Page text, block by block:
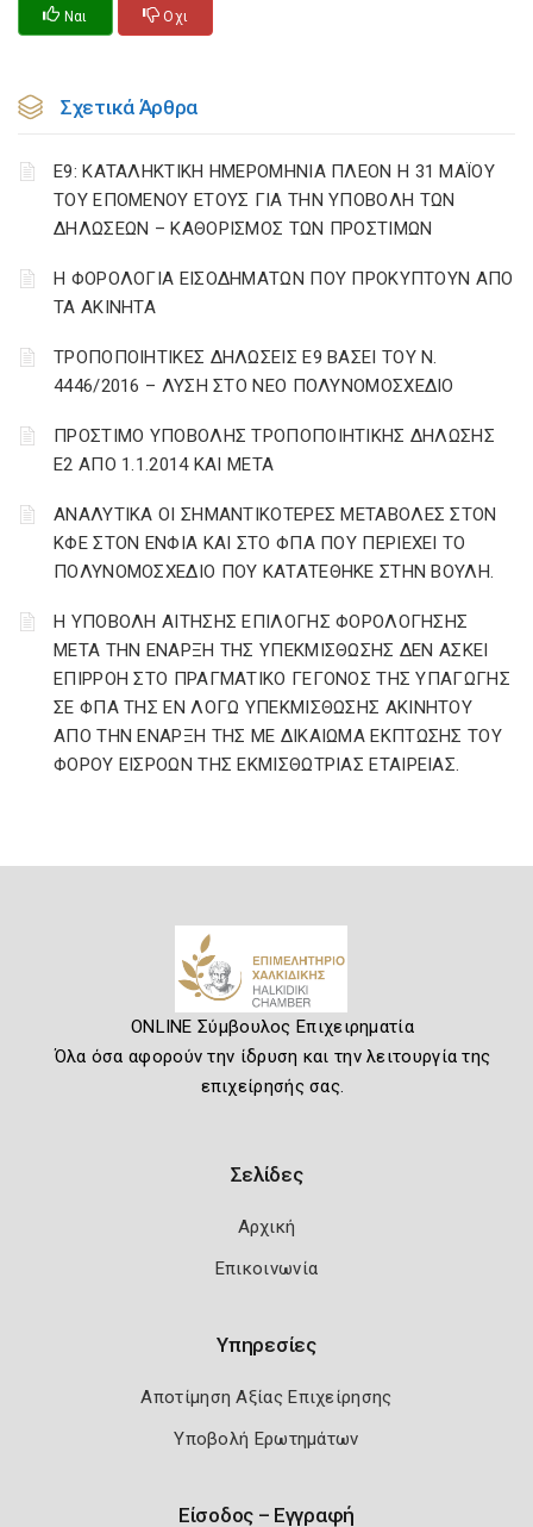
Ναι Οχι
Σχετικά Άρθρα
Ε9: ΚΑΤΑΛΗΚΤΙΚΗ ΗΜΕΡΟΜΗΝΙΑ ΠΛΕΟΝ Η 31 ΜΑΪΟΥ
ΤΟΥ ΕΠΟΜΕΝΟΥ ΕΤΟΥΣ ΓΙΑ ΤΗΝ ΥΠΟΒΟΛΗ ΤΩΝ
ΔΗΛΩΣΕΩΝ – ΚΑΘΟΡΙΣΜΟΣ ΤΩΝ ΠΡΟΣΤΙΜΩΝ
Η ΦΟΡΟΛΟΓΙΑ ΕΙΣΟΔΗΜΑΤΩΝ ΠΟΥ ΠΡΟΚΥΠΤΟΥΝ ΑΠΟ
ΤΑ ΑΚΙΝΗΤΑ
ΤΡΟΠΟΠΟΙΗΤΙΚΕΣ ΔΗΛΩΣΕΙΣ Ε9 ΒΑΣΕΙ ΤΟΥ Ν.
4446/2016 – ΛΥΣΗ ΣΤΟ ΝΕΟ ΠΟΛΥΝΟΜΟΣΧΕΔΙΟ
ΠΡΟΣΤΙΜΟ ΥΠΟΒΟΛΗΣ ΤΡΟΠΟΠΟΙΗΤΙΚΗΣ ΔΗΛΩΣΗΣ
Ε2 ΑΠΟ 1.1.2014 ΚΑΙ ΜΕΤΑ
ΑΝΑΛΥΤΙΚΑ ΟΙ ΣΗΜΑΝΤΙΚΟΤΕΡΕΣ ΜΕΤΑΒΟΛΕΣ ΣΤΟΝ
ΚΦΕ ΣΤΟΝ ΕΝΦΙΑ ΚΑΙ ΣΤΟ ΦΠΑ ΠΟΥ ΠΕΡΙΕΧΕΙ ΤΟ
ΠΟΛΥΝΟΜΟΣΧΕΔΙΟ ΠΟΥ ΚΑΤΑΤΕΘΗΚΕ ΣΤΗΝ ΒΟΥΛΗ.
Η ΥΠΟΒΟΛΗ ΑΙΤΗΣΗΣ ΕΠΙΛΟΓΗΣ ΦΟΡΟΛΟΓΗΣΗΣ
ΜΕΤΑ ΤΗΝ ΕΝΑΡΞΗ ΤΗΣ ΥΠΕΚΜΙΣΘΩΣΗΣ ΔΕΝ ΑΣΚΕΙ
ΕΠΙΡΡΟΗ ΣΤΟ ΠΡΑΓΜΑΤΙΚΟ ΓΕΓΟΝΟΣ ΤΗΣ ΥΠΑΓΩΓΗΣ
ΣΕ ΦΠΑ ΤΗΣ ΕΝ ΛΟΓΩ ΥΠΕΚΜΙΣΘΩΣΗΣ ΑΚΙΝΗΤΟΥ
ΑΠΟ ΤΗΝ ΕΝΑΡΞΗ ΤΗΣ ΜΕ ΔΙΚΑΙΩΜΑ ΕΚΠΤΩΣΗΣ ΤΟΥ
ΦΟΡΟΥ ΕΙΣΡΟΩΝ ΤΗΣ ΕΚΜΙΣΘΩΤΡΙΑΣ ΕΤΑΙΡΕΙΑΣ.
ONLINE Σύμβουλος Επιχειρηματία
Όλα όσα αφορούν την ίδρυση και την λειτουργία της
επιχείρησής σας.
Σελίδες
Αρχική
Επικοινωνία
Υπηρεσίες
Αποτίμηση Αξίας Επιχείρησης
Υποβολή Ερωτημάτων
Είσοδος – Εγγραφή